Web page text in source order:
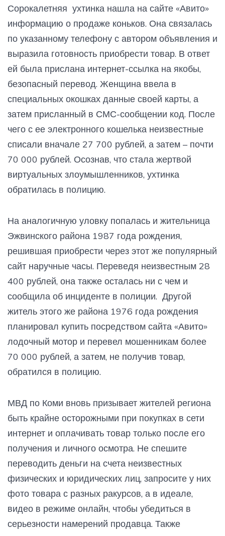
Сорокалетняя ухтинка нашла на сайте «Авито»
информацию о продаже коньков. Она связалась
по указанному телефону с автором объявления и
выразила готовность приобрести товар. В ответ
ей была прислана интернет-ссылка на якобы,
безопасный перевод. Женщина ввела в
специальных окошках данные своей карты, а
затем присланный в СМС-сообщении код. После
чего с ее электронного кошелька неизвестные
списали вначале 27 700 рублей, а затем – почти
70 000 рублей. Осознав, что стала жертвой
виртуальных злоумышленников, ухтинка
обратилась в полицию.
На аналогичную уловку попалась и жительница
Эжвинского района 1987 года рождения,
решившая приобрести через этот же популярный
сайт наручные часы. Переведя неизвестным 28
400 рублей, она также осталась ни с чем и
сообщила об инциденте в полиции. Другой
житель этого же района 1976 года рождения
планировал купить посредством сайта «Авито»
лодочный мотор и перевел мошенникам более
70 000 рублей, а затем, не получив товар,
обратился в полицию.
МВД по Коми вновь призывает жителей региона
быть крайне осторожными при покупках в сети
интернет и оплачивать товар только после его
получения и личного осмотра. Не спешите
переводить деньги на счета неизвестных
физических и юридических лиц, запросите у них
фото товара с разных ракурсов, а в идеале,
видео в режиме онлайн, чтобы убедиться в
серьезности намерений продавца. Также